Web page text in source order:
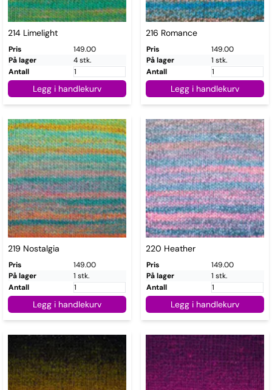
214 Limelight
Pris
149.00
På lager
4 stk.
Antall
Legg i handlekurv
216 Romance
Pris
149.00
På lager
1 stk.
Antall
Legg i handlekurv
219 Nostalgia
Pris
149.00
På lager
1 stk.
Antall
Legg i handlekurv
220 Heather
Pris
149.00
På lager
1 stk.
Antall
Legg i handlekurv